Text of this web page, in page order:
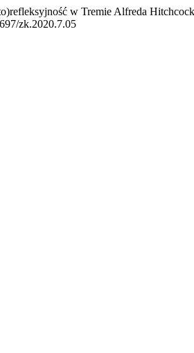
w Tremie Alfreda
zk.2020.7.05